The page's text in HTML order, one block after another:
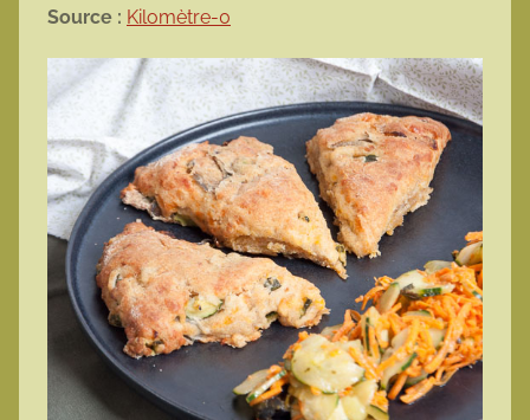
Source : Kilomètre-0